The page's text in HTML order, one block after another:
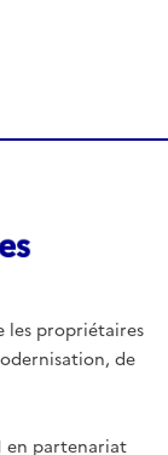
les propriétaires
de
en partenariat